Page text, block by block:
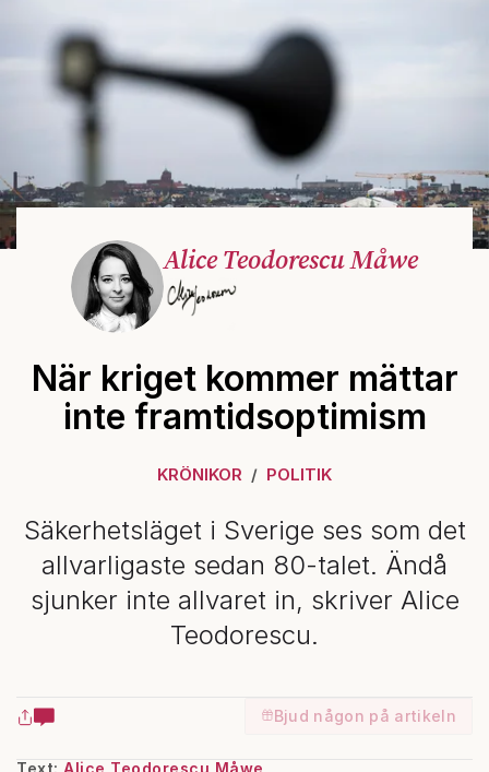
Alice Teodorescu Måwe
När kriget kommer mättar
inte framtidsoptimism
KRÖNIKOR POLITIK
Säkerhetsläget i Sverige ses som det
allvarligaste sedan 80-talet. Ändå
sjunker inte allvaret in, skriver Alice
Teodorescu.
Bjud någon på artikeln